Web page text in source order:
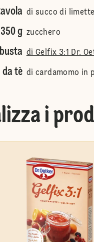
di succo di limette
350 g zucchero
di Gelfix 3:1 Dr.
da tè di cardamomo in
i